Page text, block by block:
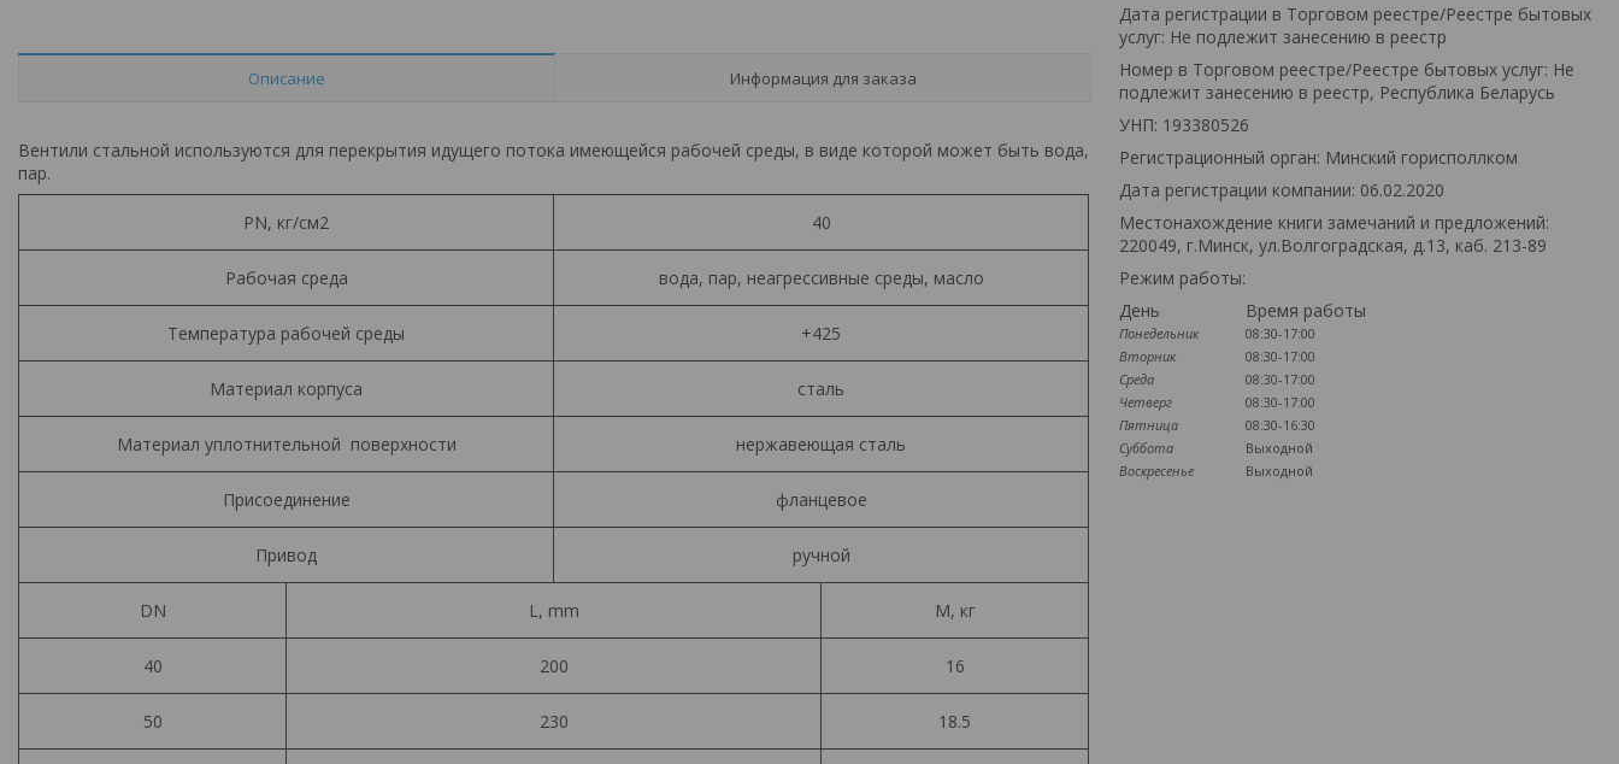
Описание Информация для заказа
Вентили стальной используются для перекрытия идущего потока имеющейся рабочей среды, в виде которой может быть вода,
пар.
PN, кг/см2 40
Рабочая среда вода, пар, неагрессивные среды, масло
Температура рабочей среды +425
Материал корпуса сталь
Материал уплотнительной поверхности нержавеющая сталь
Присоединение фланцевое
Привод ручной
DN L, mm М, кг
40 200 16
50 230 18.5
Дата регистрации в Торговом реестре/Реестре бытовых
услуг: Не подлежит занесению в реестр
Номер в Торговом реестре/Реестре бытовых услуг: Не
подлежит занесению в реестр, Республика Беларусь
УНП: 193380526
Регистрационный орган: Минский горисполлком
Дата регистрации компании: 06.02.2020
Местонахождение книги замечаний и предложений:
220049, г.Минск, ул.Волгоградская, д.13, каб. 213-89
Режим работы:
День
Время работы
Понедельник
08:30-17:00
Вторник
08:30-17:00
Среда
08:30-17:00
Четверг
08:30-17:00
Пятница
08:30-16:30
Суббота
Выходной
Воскресенье
Выходной